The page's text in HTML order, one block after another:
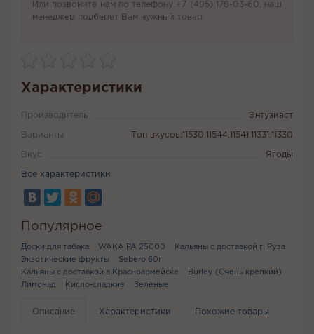
Или позвоните нам по телефону +7 (495) 178-03-60, наш
менеджер подберет Вам нужный товар.
Характеристики
Производитель Энтузиаст
Варианты Топ вкусов:11530,11544,11541,11331,11330
Вкус Ягоды
Все характеристики
Популярное
Доски для табака WAKA PA 25000
Кальяны с доставкой г. Руза
Экзотические фрукты
Sebero 60г
Кальяны с доставкой в Красноармейске
Burley (Очень крепкий)
Лимонад
Кисло-сладкие Зеленые
Описание Характеристики Похожие товары